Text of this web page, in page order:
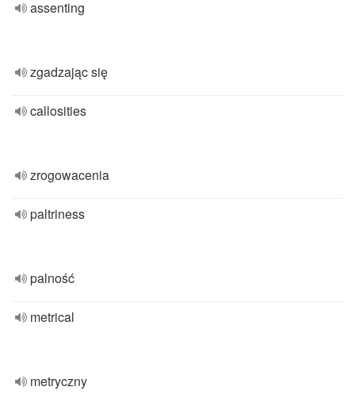
assenting
zgadzając się
callosities
zrogowacenia
paltriness
palność
metrical
metryczny